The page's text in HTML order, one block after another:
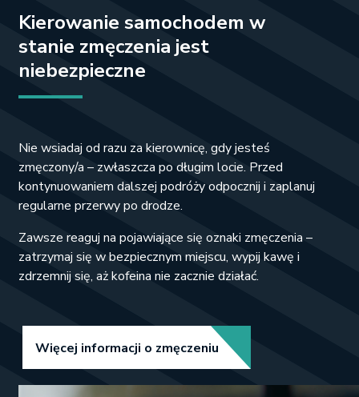
Kierowanie samochodem w
stanie zmęczenia jest
niebezpieczne
Nie wsiadaj od razu za kierownicę, gdy jesteś
zmęczony/a – zwłaszcza po długim locie. Przed
kontynuowaniem dalszej podróży odpocznij i zaplanuj
regularne przerwy po drodze.
Zawsze reaguj na pojawiające się oznaki zmęczenia –
zatrzymaj się w bezpiecznym miejscu, wypij kawę i
zdrzemnij się, aż kofeina nie zacznie działać.
Więcej informacji o zmęczeniu Link opens in new tab.